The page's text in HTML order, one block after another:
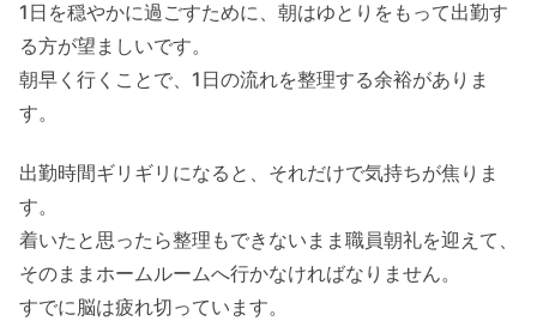
1日を穏やかに過ごすために、朝はゆとりをもって出勤す
る方が望ましいです。
朝早く行くことで、1日の流れを整理する余裕がありま
す。
出勤時間ギリギリになると、それだけで気持ちが焦りま
す。
着いたと思ったら整理もできないまま職員朝礼を迎えて、
そのままホームルームへ行かなければなりません。
すでに脳は疲れ切っています。